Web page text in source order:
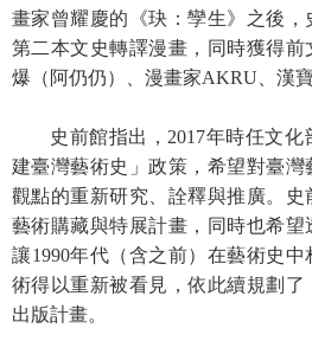
觀
展
覽
探
索
認
識
我
們
畫家曾耀慶的《玦：孿生》之後
第二本文史轉譯漫畫，同時獲得
爆（阿仍仍）、漫畫家AKRU、漢
史前館指出，2017年時任文
建臺灣藝術史」政策，希望對臺
觀點的重新研究、詮釋與推廣。
藝術購藏與特展計畫，同時也希望
讓1990年代（含之前）在藝術史
術得以重新被看見，依此續規劃
出版計畫。